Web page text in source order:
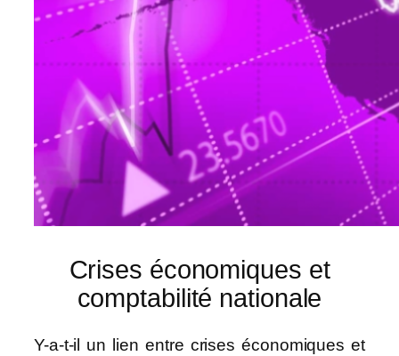
Crises économiques et
comptabilité nationale
Y-a-t-il un lien entre crises économiques et